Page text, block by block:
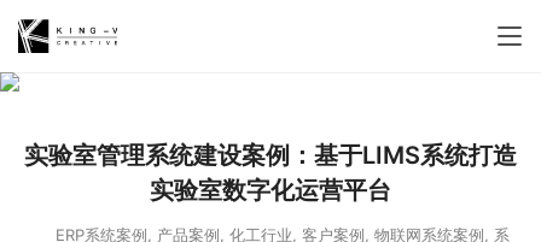
实验室管理系统建设案例：基于LIMS系统打造
实验室数字化运营平台
ERP系统案例 产品案例 化工行业 客户案例 物联网系统案例
系